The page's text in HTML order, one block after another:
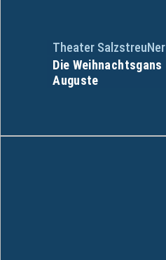
Theater SalzstreuNer
Die Weihnachtsgans
Auguste